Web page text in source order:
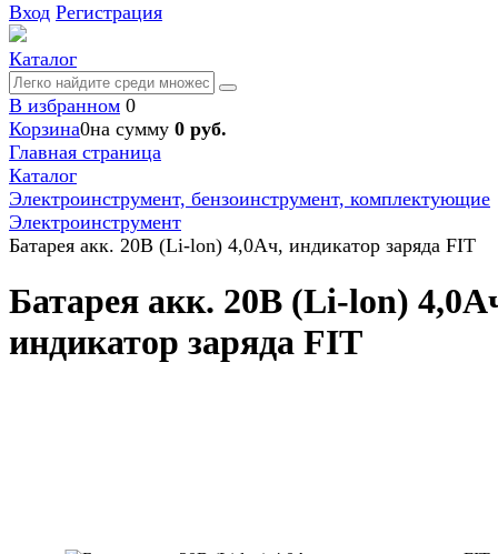
Вход Регистрация
Каталог
В избранном 0
Корзина0на сумму 0 руб.
Главная страница
Каталог
Электроинструмент, бензоинструмент, комплектующие
Электроинструмент
Батарея акк. 20В (Li-lon) 4,0Ач, индикатор заряда FIT
Батарея акк. 20В (Li-lon)
индикатор заряда FIT